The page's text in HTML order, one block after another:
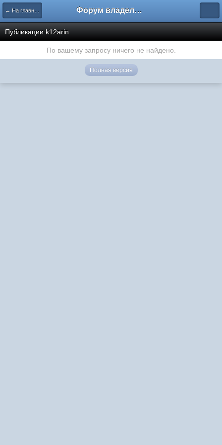
← На главную Форум владельцев интернет-магазинов
Публикации k12arin
По вашему запросу ничего не найдено.
Полная версия